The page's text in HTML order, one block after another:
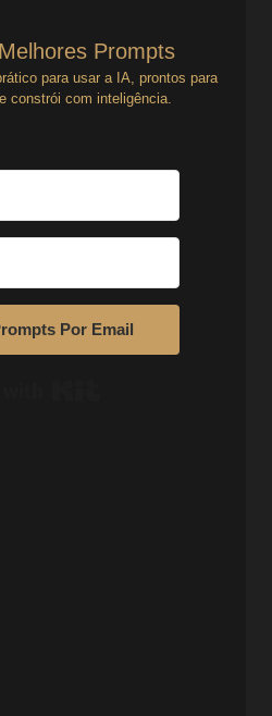
Prompts
para usar a IA, prontos para
constrói com inteligência.
Por Email